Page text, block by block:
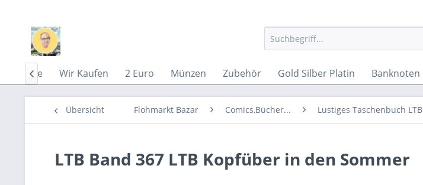
Home Wir Kaufen 2 Euro Münzen Zubehör Gold Silber Platin Banknoten

Übersicht Flohmarkt Bazar Comics,Bücher... Lustiges Taschenbuch LTB
LTB Band 367 LTB Kopfüber in den Sommer